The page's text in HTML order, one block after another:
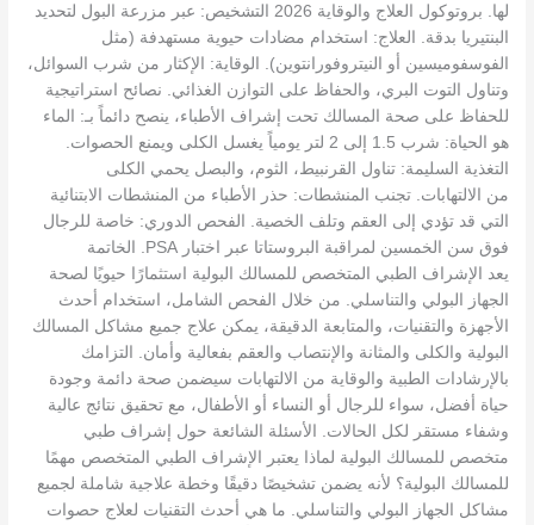
لها. بروتوكول العلاج والوقاية 2026 التشخيص: عبر مزرعة البول لتحديد
البنتيريا بدقة. العلاج: استخدام مضادات حيوية مستهدفة (مثل
الفوسفوميسين أو النيتروفورانتوين). الوقاية: الإكثار من شرب السوائل،
وتناول التوت البري، والحفاظ على التوازن الغذائي. نصائح استراتيجية
للحفاظ على صحة المسالك تحت إشراف الأطباء، ينصح دائماً بـ: الماء
هو الحياة: شرب 1.5 إلى 2 لتر يومياً يغسل الكلى ويمنع الحصوات.
التغذية السليمة: تناول القرنبيط، الثوم، والبصل يحمي الكلى
من الالتهابات. تجنب المنشطات: حذر الأطباء من المنشطات الابتنائية
التي قد تؤدي إلى العقم وتلف الخصية. الفحص الدوري: خاصة للرجال
فوق سن الخمسين لمراقبة البروستاتا عبر اختبار PSA. الخاتمة
يعد الإشراف الطبي المتخصص للمسالك البولية استثمارًا حيويًا لصحة
الجهاز البولي والتناسلي. من خلال الفحص الشامل، استخدام أحدث
الأجهزة والتقنيات، والمتابعة الدقيقة، يمكن علاج جميع مشاكل المسالك
البولية والكلى والمثانة والإنتصاب والعقم بفعالية وأمان. التزامك
بالإرشادات الطبية والوقاية من الالتهابات سيضمن صحة دائمة وجودة
حياة أفضل، سواء للرجال أو النساء أو الأطفال، مع تحقيق نتائج عالية
وشفاء مستقر لكل الحالات. الأسئلة الشائعة حول إشراف طبي
متخصص للمسالك البولية لماذا يعتبر الإشراف الطبي المتخصص مهمًا
للمسالك البولية؟ لأنه يضمن تشخيصًا دقيقًا وخطة علاجية شاملة لجميع
مشاكل الجهاز البولي والتناسلي. ما هي أحدث التقنيات لعلاج حصوات